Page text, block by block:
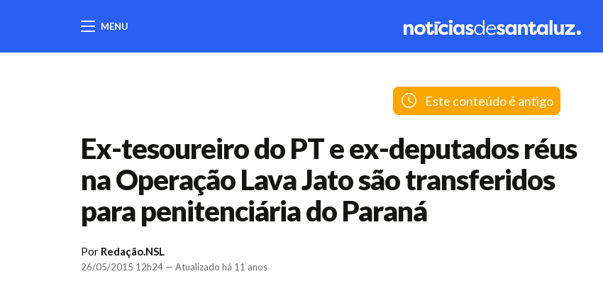
MENU
Este conteúdo é antigo
Ex-tesoureiro do PT e ex-deputados réus
na Operação Lava Jato são transferidos
para penitenciária do Paraná
Por Redação.NSL
26/05/2015 12h24 — Atualizado há 11 anos